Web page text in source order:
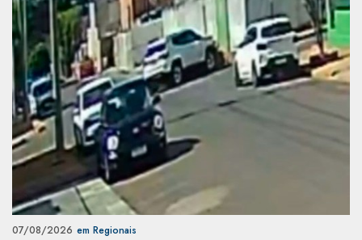
07/08/2026 em Regionais